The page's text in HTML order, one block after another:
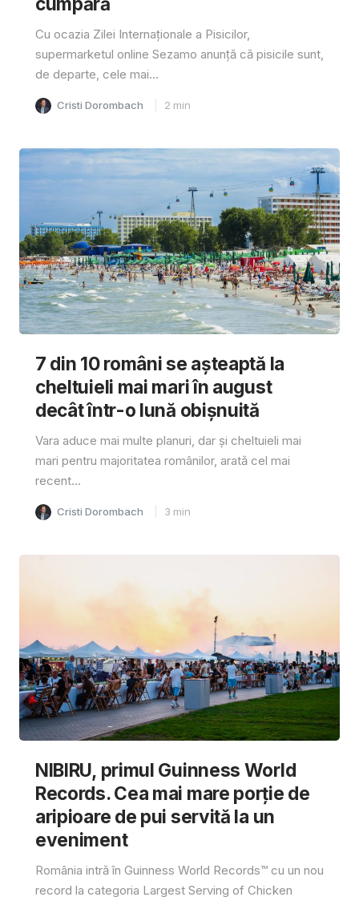
Cu ocazia Zilei Internaționale a Pisicilor,
supermarketul online Sezamo anunță că pisicile sunt,
de departe, cele mai...
Cristi Dorombach 2 min
7 din 10 români se așteaptă la
cheltuieli mai mari în august
decât într-o lună obișnuită
Vara aduce mai multe planuri, dar și cheltuieli mai
mari pentru majoritatea românilor, arată cel mai
recent...
Cristi Dorombach 3 min
NIBIRU, primul Guinness World
Records. Cea mai mare porție de
aripioare de pui servită la un
eveniment
România intră în Guinness World Records™️ cu un nou
record la categoria Largest Serving of Chicken